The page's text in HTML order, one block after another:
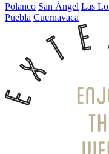
Polanco San Ángel Las
Puebla Cuernavaca